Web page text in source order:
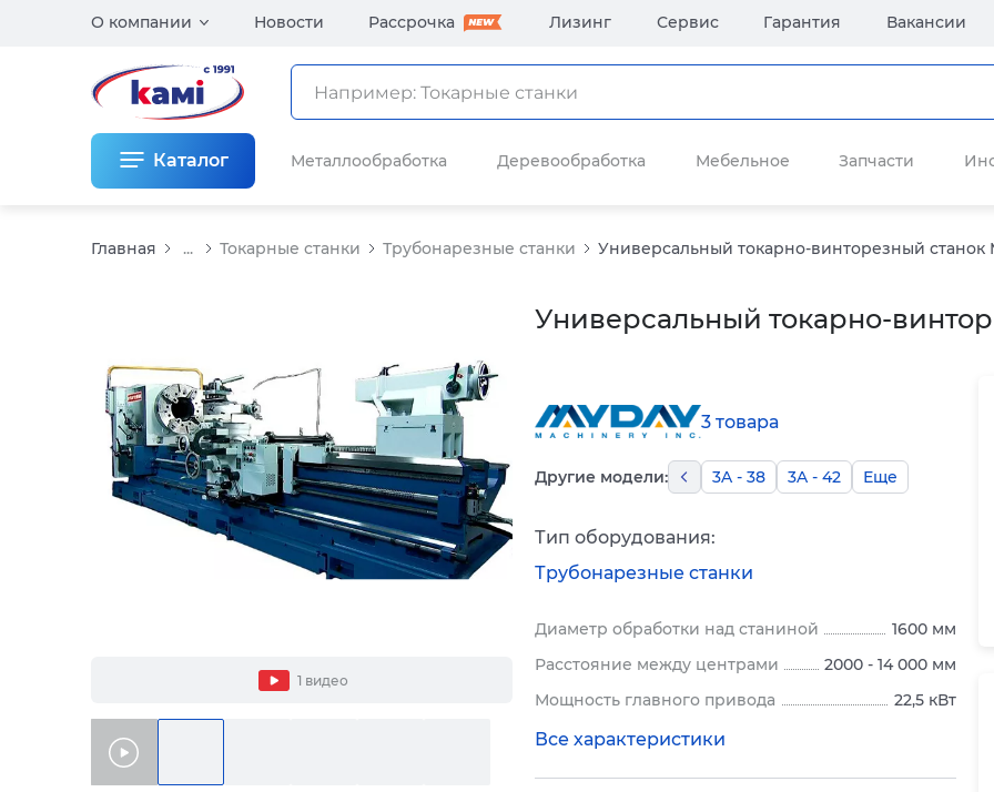
О компании Новости Рассрочка Лизинг Сервис Гарантия Вакансии
Каталог Металлообработка Деревообработка Мебельное Запчасти
Главная ... Токарные станки Трубонарезные станки Универсальный токарно-винторезный станок
Универсальный токарно-
1 видео
3 товара
Другие модели: 3A - 38 3A - 42 Еще
Тип оборудования:
Трубонарезные станки
Диаметр обработки над станиной
1600 мм
Расстояние между центрами
2000 - 14 000 мм
Мощность главного привода
22,5 кВт
Все характеристики